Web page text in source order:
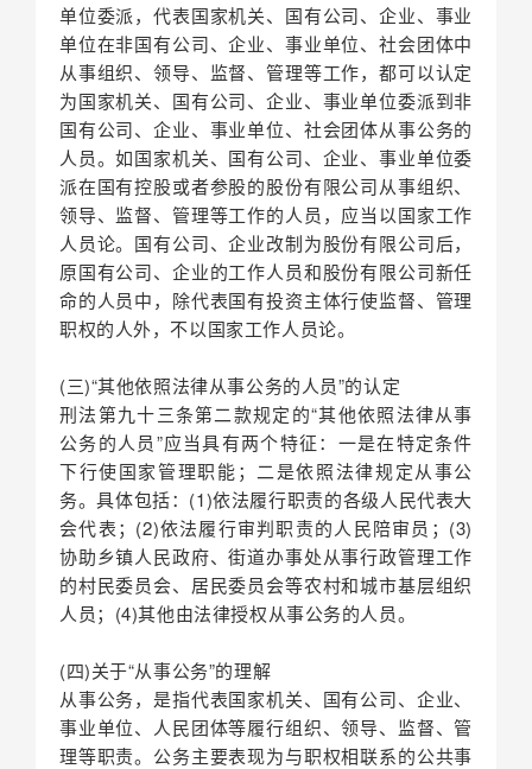
单位委派，代表国家机关、国有公司、企业、事业
单位在非国有公司、企业、事业单位、社会团体中
从事组织、领导、监督、管理等工作，都可以认定
为国家机关、国有公司、企业、事业单位委派到非
国有公司、企业、事业单位、社会团体从事公务的
人员。如国家机关、国有公司、企业、事业单位委
派在国有控股或者参股的股份有限公司从事组织、
领导、监督、管理等工作的人员，应当以国家工作
人员论。国有公司、企业改制为股份有限公司后，
原国有公司、企业的工作人员和股份有限公司新任
命的人员中，除代表国有投资主体行使监督、管理
职权的人外，不以国家工作人员论。
(三)“其他依照法律从事公务的人员”的认定
刑法第九十三条第二款规定的“其他依照法律从事
公务的人员”应当具有两个特征：一是在特定条件
下行使国家管理职能；二是依照法律规定从事公
务。具体包括：(1)依法履行职责的各级人民代表大
会代表；(2)依法履行审判职责的人民陪审员；(3)
协助乡镇人民政府、街道办事处从事行政管理工作
的村民委员会、居民委员会等农村和城市基层组织
人员；(4)其他由法律授权从事公务的人员。
(四)关于“从事公务”的理解
从事公务，是指代表国家机关、国有公司、企业、
事业单位、人民团体等履行组织、领导、监督、管
理等职责。公务主要表现为与职权相联系的公共事